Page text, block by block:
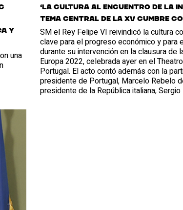
y
una
‘La cultura al encuentro de la
tema central de la XV Cumbre
SM el Rey Felipe VI reivindicó la cultura
clave para el progreso económico y para
durante su intervención en la clausura de
Europa 2022, celebrada ayer en el
Portugal. El acto contó además con la
presidente de Portugal, Marcelo Rebelo
presidente de la República italiana,